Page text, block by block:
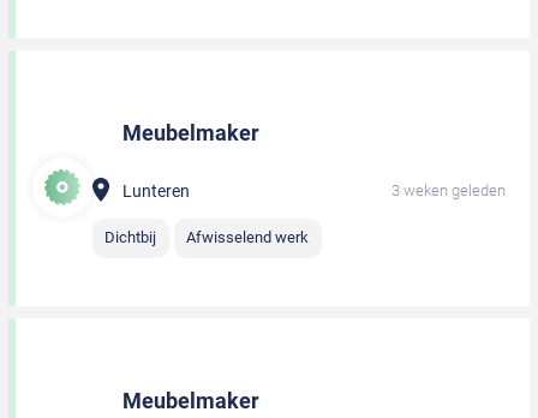
Meubelmaker
Lunteren 3 weken geleden
Dichtbij Afwisselend werk
Meubelmaker